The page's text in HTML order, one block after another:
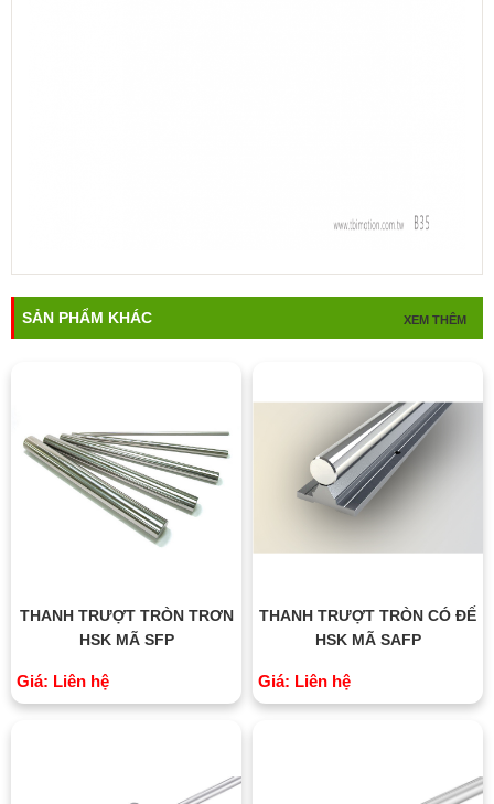
SẢN PHẨM KHÁC XEM THÊM
THANH TRƯỢT TRÒN TRƠN
HSK MÃ SFP
Giá: Liên hệ
THANH TRƯỢT TRÒN CÓ ĐẾ
HSK MÃ SAFP
Giá: Liên hệ